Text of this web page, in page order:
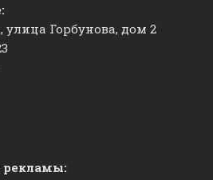
улица Горбунова, дом 2
рекламы: